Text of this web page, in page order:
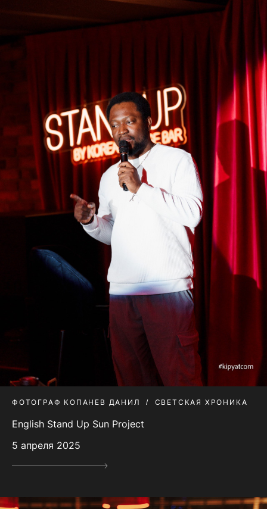
ФОТОГРАФ КОПАНЕВ ДАНИЛ СВЕТСКАЯ ХРОНИКА
English Stand Up Sun Project
5 апреля 2025